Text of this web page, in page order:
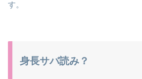
す。
身長サバ読み？